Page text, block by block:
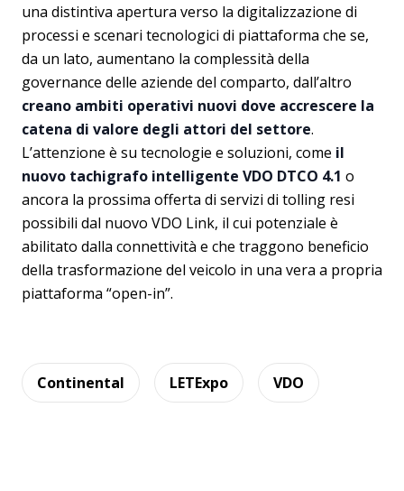
una distintiva apertura verso la digitalizzazione di
processi e scenari tecnologici di piattaforma che se,
da un lato, aumentano la complessità della
governance delle aziende del comparto, dall’altro
creano ambiti operativi nuovi dove accrescere la
catena di valore degli attori del settore.
L’attenzione è su tecnologie e soluzioni, come il
nuovo tachigrafo intelligente VDO DTCO 4.1 o
ancora la prossima offerta di servizi di tolling resi
possibili dal nuovo VDO Link, il cui potenziale è
abilitato dalla connettività e che traggono beneficio
della trasformazione del veicolo in una vera a propria
piattaforma “open-in”.
Continental LETExpo VDO